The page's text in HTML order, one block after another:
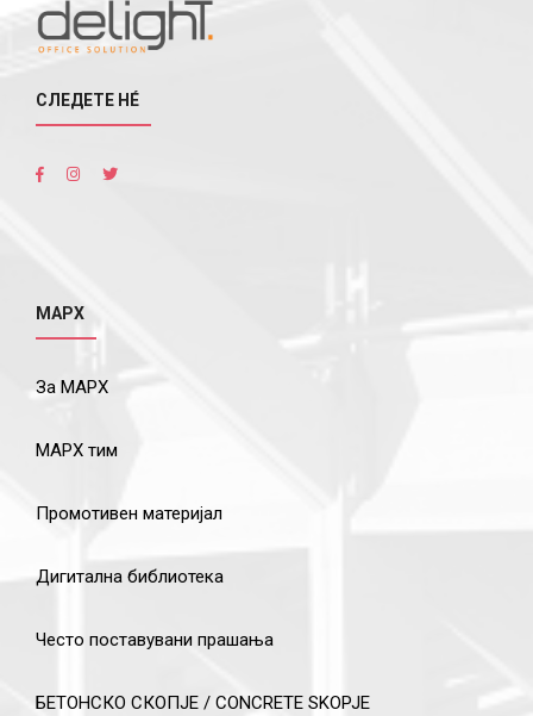
СЛЕДЕТЕ НÉ
МАРХ
За МАРХ
МАРХ тим
Промотивен материјал
Дигитална библиотека
Често поставувани прашања
БЕТОНСКО СКОПЈЕ / CONCRETE SKOPJE